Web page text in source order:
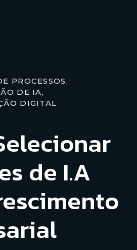
PROCESSOS,
DE IA,
DIGITAL
de I.A